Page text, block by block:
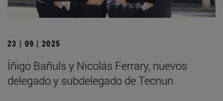
23 | 09 | 2025
Íñigo Bañuls y Nicolás Ferrary, nuevos
delegado y subdelegado de Tecnun